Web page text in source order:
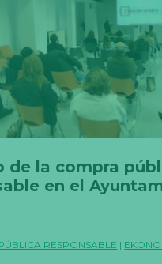
de la compra
en el
RESPONSABLE |